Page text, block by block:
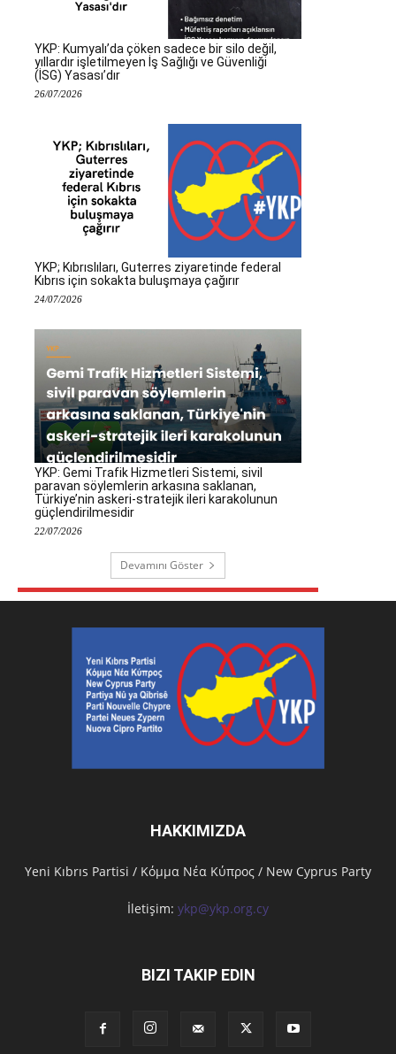
YKP: Kumyalı’da çöken sadece bir silo değil,
yıllardır işletilmeyen İş Sağlığı ve Güvenliği
(İSG) Yasası’dır
26/07/2026
YKP; Kıbrıslıları, Guterres ziyaretinde federal
Kıbrıs için sokakta buluşmaya çağırır
24/07/2026
YKP: Gemi Trafik Hizmetleri Sistemi, sivil
paravan söylemlerin arkasına saklanan,
Türkiye’nin askeri-stratejik ileri karakolunun
güçlendirilmesidir
22/07/2026
Devamını Göster
HAKKIMIZDA
Υeni Kıbrıs Partisi / Κόμμα Νέα Κύπρος / New Cyprus Party
İletişim: ykp@ykp.org.cy
BIZI TAKIP EDIN